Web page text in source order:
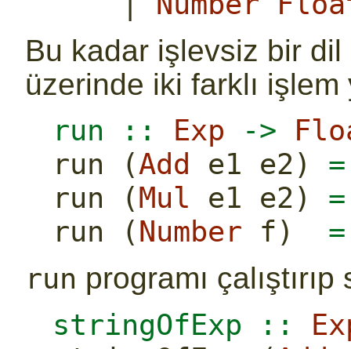
Bu kadar işlevsiz bir
üzerinde iki farklı
run ::
Exp ->
run (Add e1 e2) =
run (Mul e1 e2) =
run (Number f) =
run programı
stringOfExp ::